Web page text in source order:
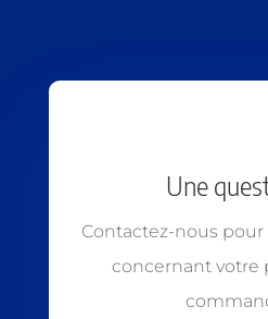
Une
Contactez-nous
concernant votre